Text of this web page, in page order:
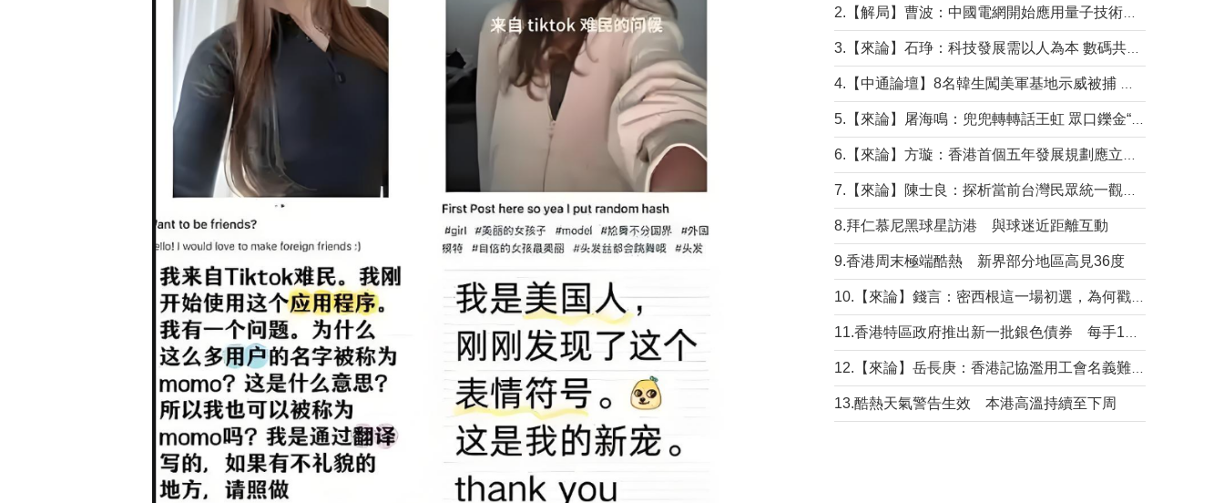
8.拜仁慕尼黑球星訪港 與球迷近距離互動
9.香港周末極端酷熱 新界部分地區高見36度
13.酷熱天氣警告生效 本港高溫持續至下周